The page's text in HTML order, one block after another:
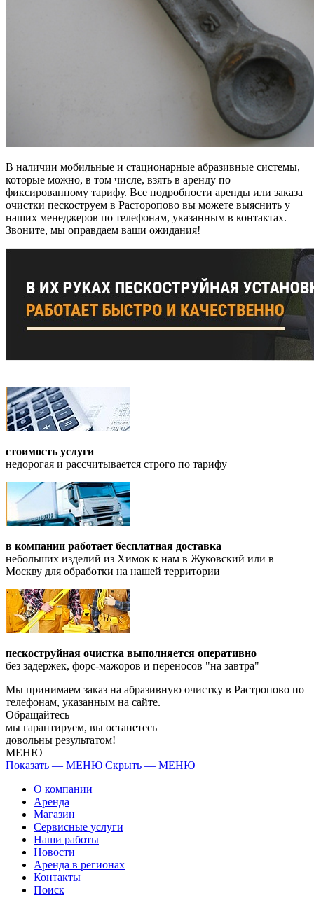
В наличии мобильные и стационарные абразивные системы,
которые можно, в том числе, взять в аренду по
фиксированному тарифу. Все подробности аренды или заказа
очистки пескоструем в Расторопово вы можете выяснить у
наших менеджеров по телефонам, указанным в контактах.
Звоните, мы оправдаем ваши ожидания!
стоимость услуги
недорогая и рассчитывается строго по тарифу
в компании работает бесплатная доставка
небольших изделий из Химок к нам в Жуковский или в
Москву для обработки на нашей территории
пескоструйная очистка выполняется оперативно
без задержек, форс-мажоров и переносов "на завтра"
Мы принимаем заказ на абразивную очистку в Растропово по
телефонам, указанным на сайте.
Обращайтесь
мы гарантируем, вы останетесь
довольны результатом!
МЕНЮ
Показать — МЕНЮ Скрыть — МЕНЮ
О компании
Аренда
Магазин
Сервисные услуги
Наши работы
Новости
Аренда в регионах
Контакты
Поиск